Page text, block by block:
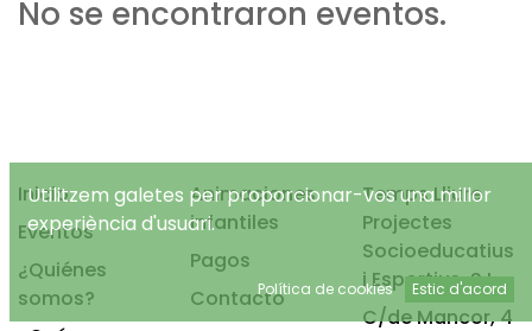
No se encontraron eventos.
Inicio
Eventos
¿Quiénes
somos?
Animaciones
infantiles
Pagos
Contacto
Temps Lliure
Projectes
Socioeducatius
i Esportius, S.L.
C/de Mancor, 4
Utilitzem galetes per proporcionar-vos una millor
experiència d'usuari.
Política de cookies Estic d'acord